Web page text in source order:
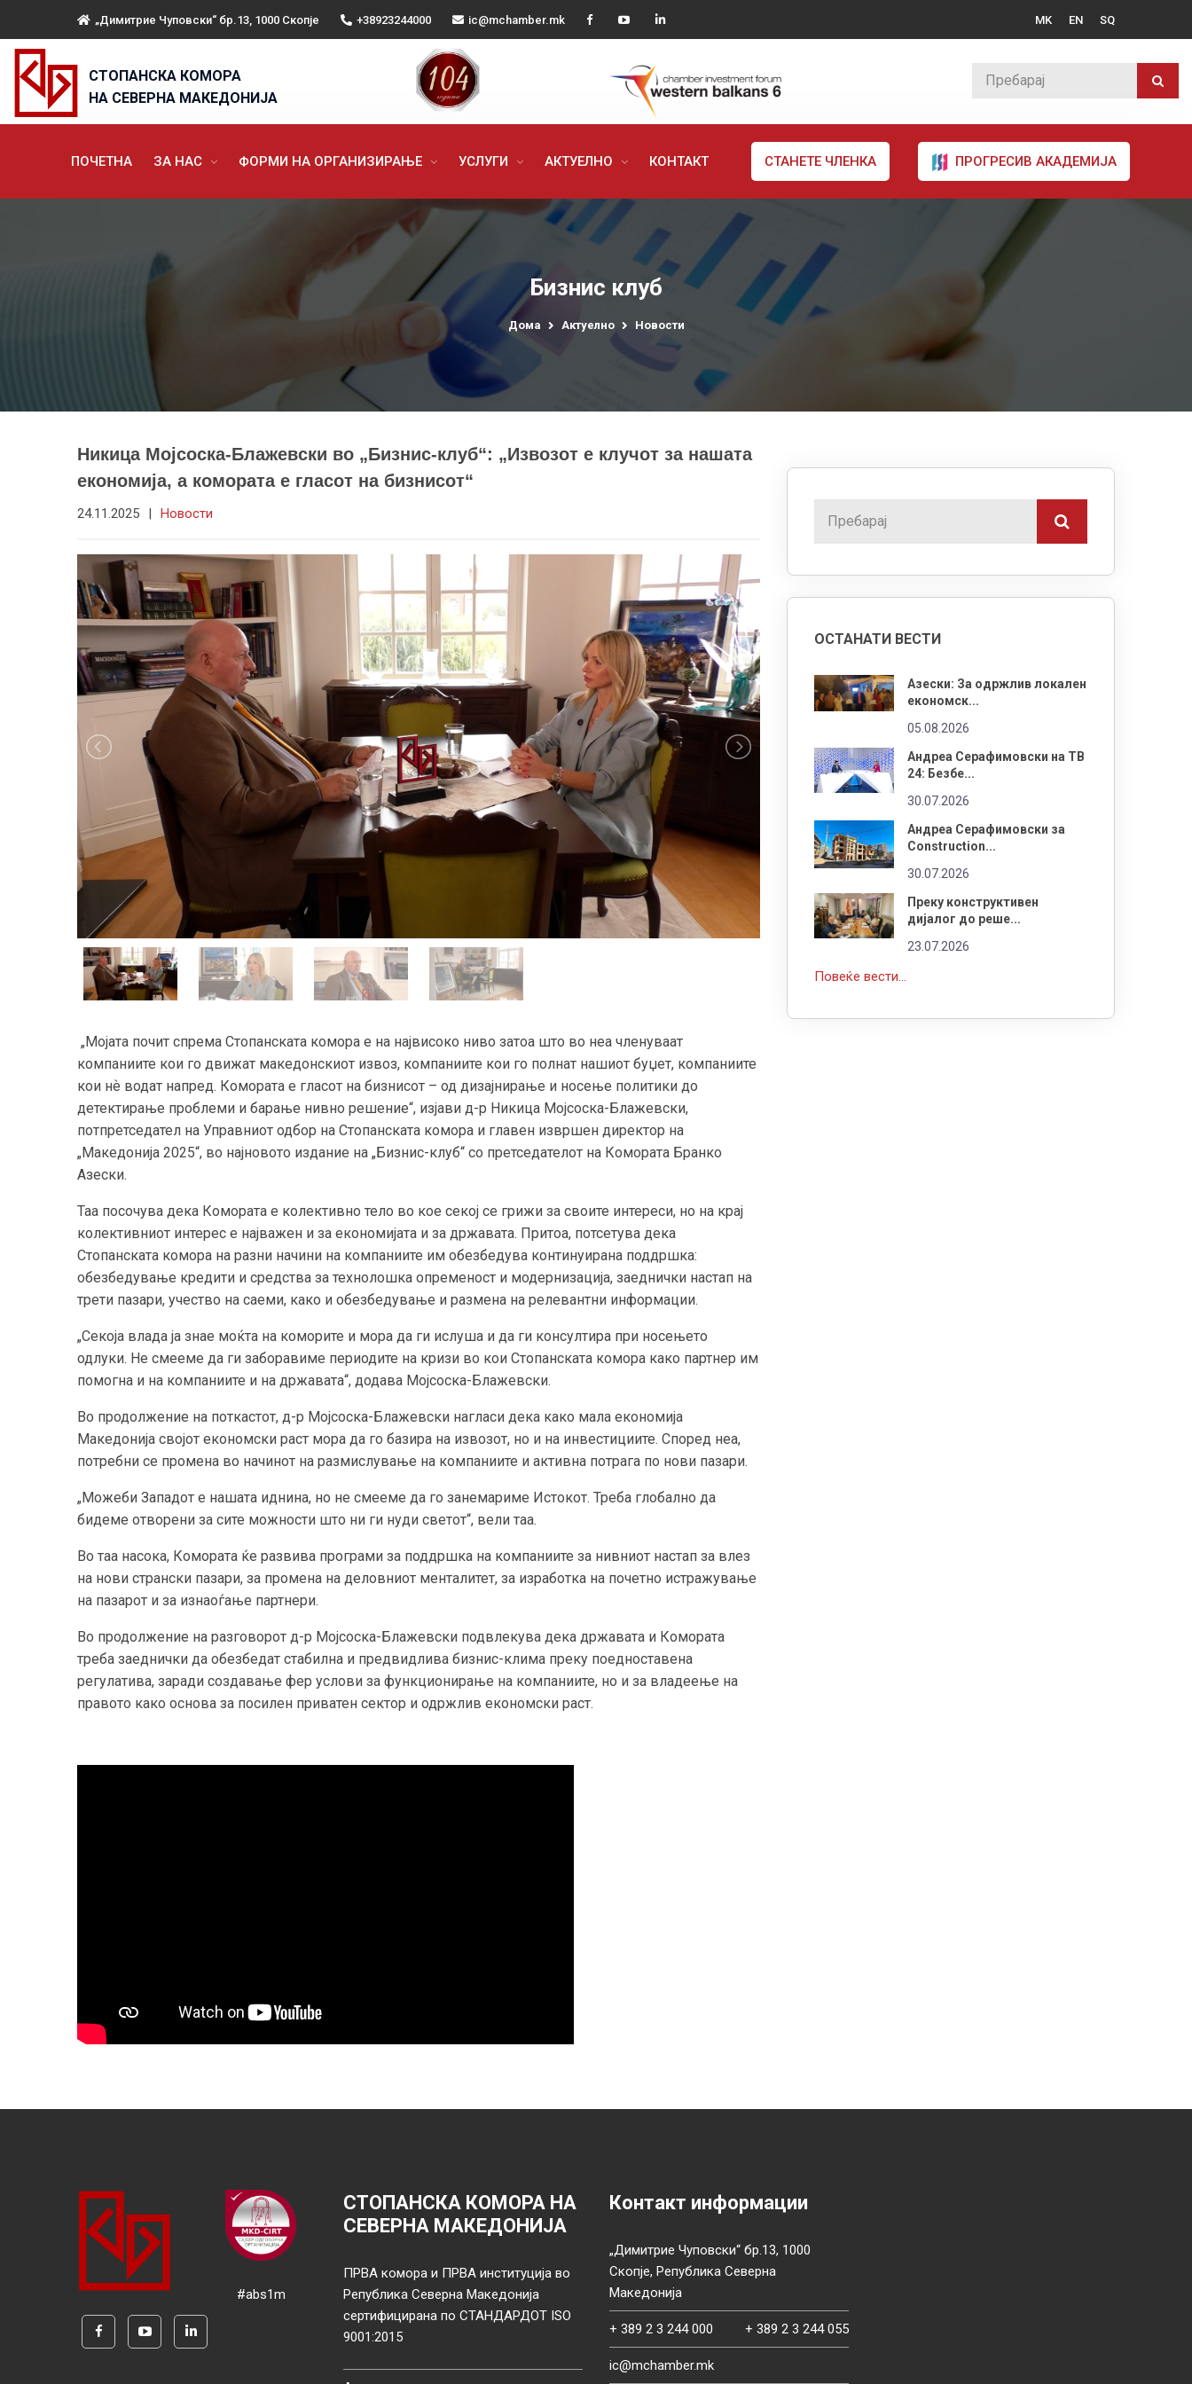
„Димитрие Чуповски“ бр.13, 1000 Скопје +38923244000 ic@mchamber.mk MK EN SQ
СТОПАНСКА КОМОРА
НА СЕВЕРНА МАКЕДОНИЈА
ПОЧЕТНА ЗА НАС ФОРМИ НА ОРГАНИЗИРАЊЕ УСЛУГИ АКТУЕЛНО КОНТАКТ СТАНЕТЕ ЧЛЕНКА ПРОГРЕСИВ АКАДЕМИЈА
Бизнис клуб
Дома Актуелно Новости
Никица Мојсоска-Блажевски во „Бизнис-клуб“: „Извозот е клучот за нашата
економија, а комората е гласот на бизнисот“
24.11.2025 | Новости
„Мојата почит спрема Стопанската комора е на највисоко ниво затоа што во неа членуваат
компаниите кои го движат македонскиот извоз, компаниите кои го полнат нашиот буџет, компаниите
кои нѐ водат напред. Комората е гласот на бизнисот – од дизајнирање и носење политики до
детектирање проблеми и барање нивно решение“, изјави д-р Никица Мојсоска-Блажевски,
потпретседател на Управниот одбор на Стопанската комора и главен извршен директор на
„Македонија 2025“, во најновото издание на „Бизнис-клуб“ со претседателот на Комората Бранко
Азески.
Таа посочува дека Комората е колективно тело во кое секој се грижи за своите интереси, но на крај
колективниот интерес е најважен и за економијата и за државата. Притоа, потсетува дека
Стопанската комора на разни начини на компаниите им обезбедува континуирана поддршка:
обезбедување кредити и средства за технолошка опременост и модернизација, заеднички настап на
трети пазари, учество на саеми, како и обезбедување и размена на релевантни информации.
„Секоја влада ја знае моќта на коморите и мора да ги ислуша и да ги консултира при носењето
одлуки. Не смееме да ги заборавиме периодите на кризи во кои Стопанската комора како партнер им
помогна и на компаниите и на државата“, додава Мојсоска-Блажевски.
Во продолжение на поткастот, д-р Мојсоска-Блажевски нагласи дека како мала економија
Македонија својот економски раст мора да го базира на извозот, но и на инвестициите. Според неа,
потребни се промена во начинот на размислување на компаниите и активна потрага по нови пазари.
„Можеби Западот е нашата иднина, но не смееме да го занемариме Истокот. Треба глобално да
бидеме отворени за сите можности што ни ги нуди светот“, вели таа.
Во таа насока, Комората ќе развива програми за поддршка на компаниите за нивниот настап за влез
на нови странски пазари, за промена на деловниот менталитет, за изработка на почетно истражување
на пазарот и за изнаоѓање партнери.
Во продолжение на разговорот д-р Мојсоска-Блажевски подвлекува дека државата и Комората
треба заеднички да обезбедат стабилна и предвидлива бизнис-клима преку поедноставена
регулатива, заради создавање фер услови за функционирање на компаниите, но и за владеење на
правото како основа за посилен приватен сектор и одржлив економски раст.
ОСТАНАТИ ВЕСТИ
Азески: За одржлив локален
економск...
05.08.2026
Андреа Серафимовски на ТВ
24: Безбе...
30.07.2026
Андреа Серафимовски за
Construction...
30.07.2026
Преку конструктивен
дијалог до реше...
23.07.2026
Повеќе вести...
#abs1m
СТОПАНСКА КОМОРА НА
СЕВЕРНА МАКЕДОНИЈА
ПРВА комора и ПРВА институција во
Република Северна Македонија
сертифицирана по СТАНДАРДОТ ISO
9001:2015
Контакт информации
„Димитрие Чуповски“ бр.13, 1000
Скопје, Република Северна
Македонија
+ 389 2 3 244 000 + 389 2 3 244 055
ic@mchamber.mk